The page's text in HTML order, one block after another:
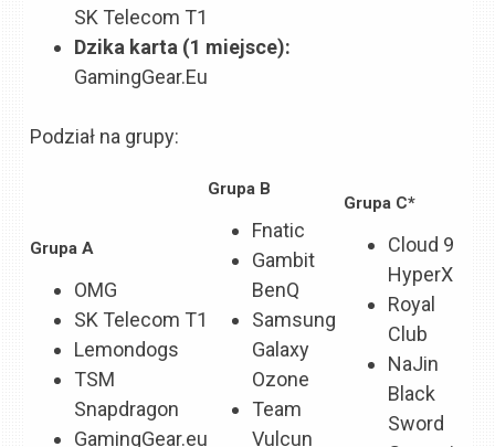
SK Telecom T1
Dzika karta (1 miejsce):
GamingGear.Eu
Podział na grupy:
Grupa A
OMG
SK Telecom T1
Lemondogs
TSM
Snapdragon
GamingGear.eu
Grupa B
Fnatic
Gambit
BenQ
Samsung
Galaxy
Ozone
Team
Vulcun
Grupa C*
Cloud 9
HyperX
Royal
Club
NaJin
Black
Sword